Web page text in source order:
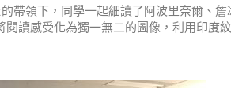
帶領下，同學一起細讀了阿波里奈爾、
讀感受化為獨一無二的圖像，利用印度